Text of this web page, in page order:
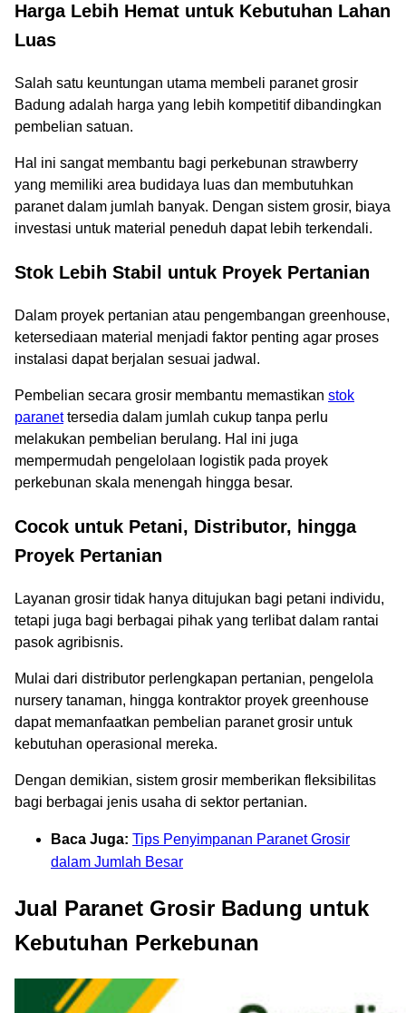
Harga Lebih Hemat untuk Kebutuhan Lahan
Luas
Salah satu keuntungan utama membeli paranet grosir
Badung adalah harga yang lebih kompetitif dibandingkan
pembelian satuan.
Hal ini sangat membantu bagi perkebunan strawberry
yang memiliki area budidaya luas dan membutuhkan
paranet dalam jumlah banyak. Dengan sistem grosir, biaya
investasi untuk material peneduh dapat lebih terkendali.
Stok Lebih Stabil untuk Proyek Pertanian
Dalam proyek pertanian atau pengembangan greenhouse,
ketersediaan material menjadi faktor penting agar proses
instalasi dapat berjalan sesuai jadwal.
Pembelian secara grosir membantu memastikan stok
paranettersedia dalam jumlah cukup tanpa perlu
melakukan pembelian berulang. Hal ini juga
mempermudah pengelolaan logistik pada proyek
perkebunan skala menengah hingga besar.
Cocok untuk Petani, Distributor, hingga
Proyek Pertanian
Layanan grosir tidak hanya ditujukan bagi petani individu,
tetapi juga bagi berbagai pihak yang terlibat dalam rantai
pasok agribisnis.
Mulai dari distributor perlengkapan pertanian, pengelola
nursery tanaman, hingga kontraktor proyek greenhouse
dapat memanfaatkan pembelian paranet grosir untuk
kebutuhan operasional mereka.
Dengan demikian, sistem grosir memberikan fleksibilitas
bagi berbagai jenis usaha di sektor pertanian.
Baca Juga: Tips Penyimpanan Paranet Grosir
dalam Jumlah Besar
Jual Paranet Grosir Badung untuk
Kebutuhan Perkebunan